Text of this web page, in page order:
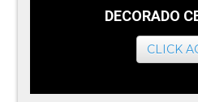
DECORADO
CLICK